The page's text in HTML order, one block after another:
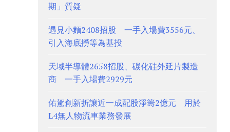
期」質疑
遇見小麵2408招股 一手入場費3556元、
引入海底撈等為基投
天域半導體2658招股、碳化硅外延片製造
商 一手入場費2929元
佑駕創新折讓近一成配股淨籌2億元 用於
L4無人物流車業務發展